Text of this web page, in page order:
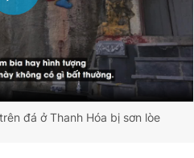
đá ở Thanh Hóa bị sơn lòe